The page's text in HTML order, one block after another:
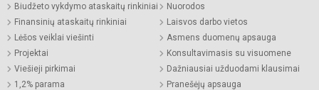
Biudžeto vykdymo ataskaitų rinkiniai
Finansinių ataskaitų rinkiniai
Lėšos veiklai viešinti
Projektai
Viešieji pirkimai
1,2% parama
Nuorodos
Laisvos darbo vietos
Asmens duomenų apsauga
Konsultavimasis su visuomene
Dažniausiai užduodami klausimai
Pranešėjų apsauga